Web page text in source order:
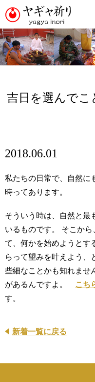
吉日を選んで
2018.06.01
私たちの日常で、自然に
時ってあります。
そういう時は、自然と最
いるものです。 そこか
て、何かを始めようとす
らって望みを叶えよう、
些細なことかも知れませ
があるんですよ。
こち
す。
新着一覧に戻る